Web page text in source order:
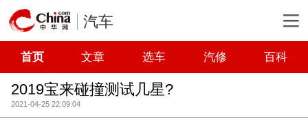
汽车
首页 文章 选车 汽修 百科
2019宝来碰撞测试几星?
2021-04-25 22:09:04